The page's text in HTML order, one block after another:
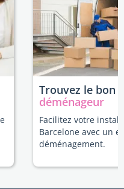
Trouvez le bon
déménageur
Facilitez votre
Barcelone avec un
déménagement.